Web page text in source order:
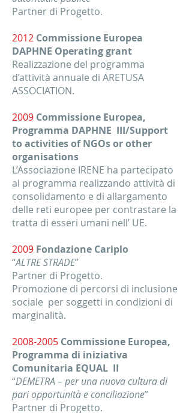
Partner di Progetto.
2012 Commissione Europea
DAPHNE Operating grant
Realizzazione del programma
d’attività annuale di ARETUSA
ASSOCIATION.
2009 Commissione Europea,
Programma DAPHNE III/Support
to activities of NGOs or other
organisations
L’Associazione IRENE ha partecipato
al programma realizzando attività di
consolidamento e di allargamento
delle reti europee per contrastare la
tratta di esseri umani nell’ UE.
2009 Fondazione Cariplo
“ALTRE STRADE”
Partner di Progetto.
Promozione di percorsi di inclusione
sociale per soggetti in condizioni di
marginalità.
2008-2005 Commissione Europea,
Programma di iniziativa
Comunitaria EQUAL II
“DEMETRA – per una nuova cultura di
pari opportunità e conciliazione”
Partner di Progetto.